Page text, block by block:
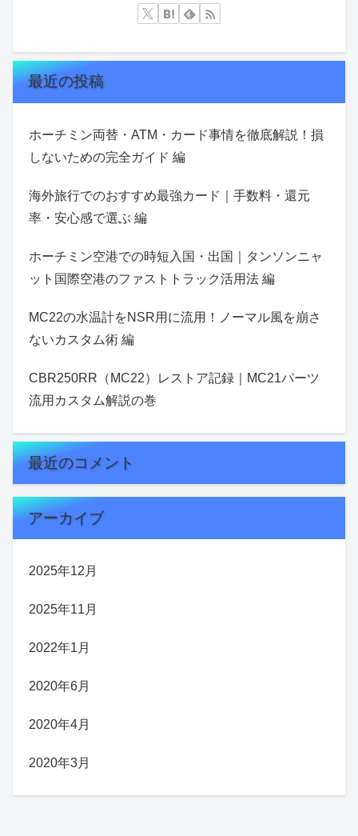
最近の投稿
ホーチミン両替・ATM・カード事情を徹底解説！損
しないための完全ガイド 編
海外旅行でのおすすめ最強カード｜手数料・還元
率・安心感で選ぶ 編
ホーチミン空港での時短入国・出国｜タンソンニャ
ット国際空港のファストトラック活用法 編
MC22の水温計をNSR用に流用！ノーマル風を崩さ
ないカスタム術 編
CBR250RR（MC22）レストア記録｜MC21パーツ
流用カスタム解説の巻
最近のコメント
アーカイブ
2025年12月
2025年11月
2022年1月
2020年6月
2020年4月
2020年3月